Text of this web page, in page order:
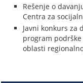
Rešenje o
Centra za
Javni konkurs za
program
oblasti